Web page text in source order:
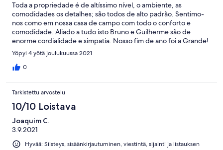
Toda a propriedade é de altíssimo nível, o ambiente, as
comodidades os detalhes; são todos de alto padrão. Sentimo-
nos como em nossa casa de campo com todo o conforto e
comodidade. Aliado a tudo isto Bruno e Guilherme são de
enorme cordialidade e simpatia. Nosso fim de ano foi a Grande!
Yöpyi 4 yötä joulukuussa 2021
0
Tarkistettu arvostelu
10/10 Loistava
Joaquim C.
3.9.2021
Hyvää: Siisteys, sisäänkirjautuminen, viestintä, sijainti ja listauksen